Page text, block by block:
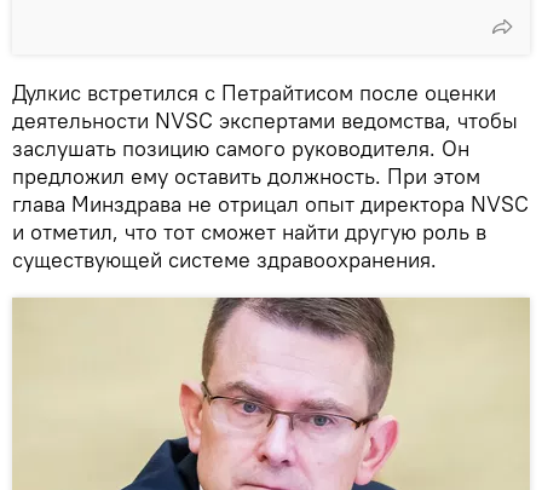
Дулкис встретился с Петрайтисом после оценки
деятельности NVSC экспертами ведомства, чтобы
заслушать позицию самого руководителя. Он
предложил ему оставить должность. При этом
глава Минздрава не отрицал опыт директора NVSC
и отметил, что тот сможет найти другую роль в
существующей системе здравоохранения.